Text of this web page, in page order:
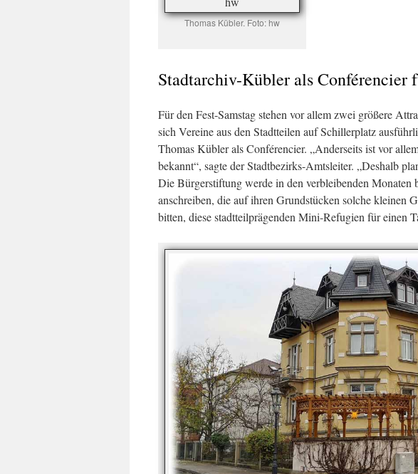
Thomas Kübler. Foto: hw
Stadtarchiv-Kübler als Conférencier
Für den Fest-Samstag stehen vor allem zwei größere
sich Vereine aus den Stadtteilen auf Schillerplatz
Thomas Kübler als Conférencier. „Anderseits ist vor
bekannt“, sagte der Stadtbezirks-Amtsleiter. „Deshalb
Die Bürgerstiftung werde in den verbleibenden Monaten
anschreiben, die auf ihren Grundstücken solche kleinen
bitten, diese stadtteilprägenden Mini-Refugien für einen